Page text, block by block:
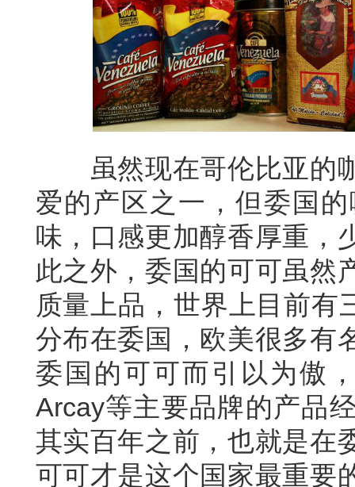
虽然现在哥伦比亚的咖
爱的产区之一，但委国
味，口感更加醇香厚重，
此之外，委国的可可虽然
质量上品，世界上目前有
分布在委国，欧美很多有
委国的可可而引以为傲
Arcay等主要品牌的产品
其实百年之前，也就是在
可可才是这个国家最重要